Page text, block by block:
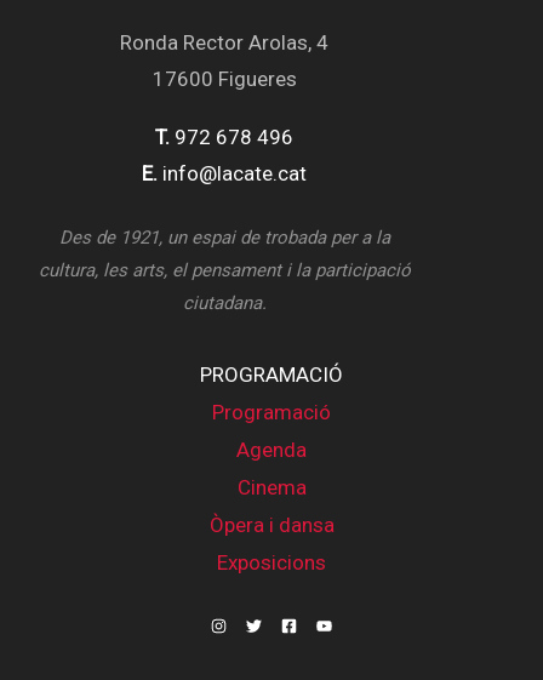
Ronda Rector Arolas, 4
17600 Figueres
T. 972 678 496
E. info@lacate.cat
Des de 1921, un espai de trobada per a la
cultura, les arts, el pensament i la participació
ciutadana.
PROGRAMACIÓ
Programació
Agenda
Cinema
Òpera i dansa
Exposicions